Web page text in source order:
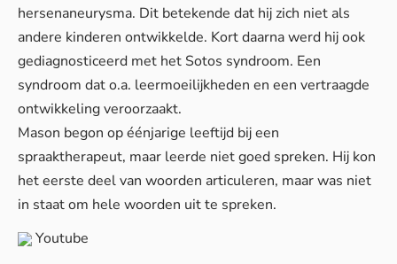
hersenaneurysma. Dit betekende dat hij zich niet als
andere kinderen ontwikkelde. Kort daarna werd hij ook
gediagnosticeerd met het Sotos syndroom. Een
syndroom dat o.a. leermoeilijkheden en een vertraagde
ontwikkeling veroorzaakt.
Mason begon op éénjarige leeftijd bij een
spraaktherapeut, maar leerde niet goed spreken. Hij kon
het eerste deel van woorden articuleren, maar was niet
in staat om hele woorden uit te spreken.
Youtube